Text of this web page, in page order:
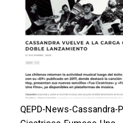
QEPD-News-Cassandra-